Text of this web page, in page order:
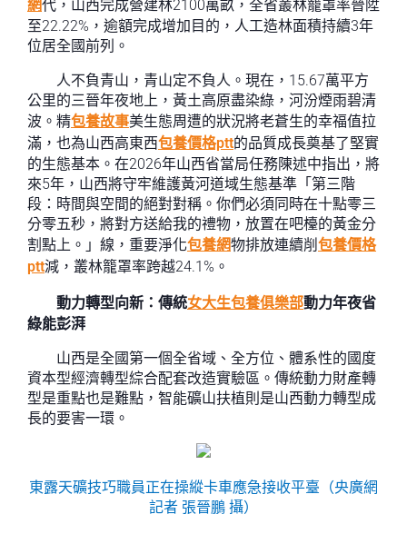
網代，山西完成營建林2100萬畝，全省叢林籠罩率晉陞
至22.22%，逾額完成增加目的，人工造林面積持續3年
位居全國前列。
人不負青山，青山定不負人。現在，15.67萬平方
公里的三晉年夜地上，黃土高原盡染綠，河汾煙雨碧清
波。精包養故事美生態周遭的狀況將老蒼生的幸福值拉
滿，也為山西高東西包養價格ptt的品質成長奠基了堅實
的生態基本。在2026年山西省當局任務陳述中指出，將
來5年，山西將守牢維護黃河道域生態基準「第三階
段：時間與空間的絕對對稱。你們必須同時在十點零三
分零五秒，將對方送給我的禮物，放置在吧檯的黃金分
割點上。」線，重要淨化包養網物排放連續削 包養價格
ptt減，叢林籠罩率跨越24.1%。
動力轉型向新：傳統女大生包養俱樂部動力年夜省
綠能彭湃
山西是全國第一個全省域、全方位、體系性的國度
資本型經濟轉型綜合配套改造實驗區。傳統動力財產轉
型是重點也是難點，智能礦山扶植則是山西動力轉型成
長的要害一環。
東露天礦技巧職員正在操縱卡車應急接收平臺（央廣網
記者 張晉鵬 攝）